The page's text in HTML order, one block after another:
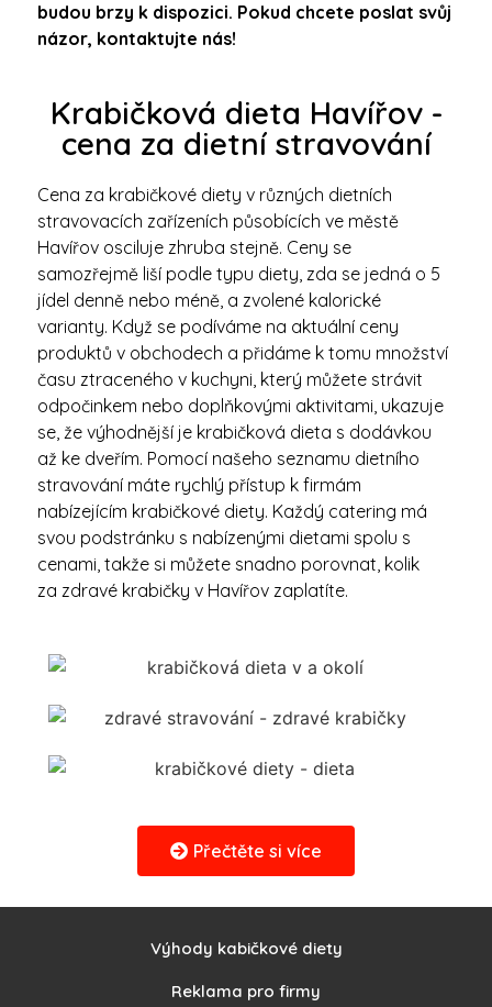
budou brzy k dispozici. Pokud chcete poslat svůj
názor, kontaktujte nás!
Krabičková dieta Havířov -
cena za dietní stravování
Cena za krabičkové diety v různých dietních
stravovacích zařízeních působících ve městě
Havířov osciluje zhruba stejně. Ceny se
samozřejmě liší podle typu diety, zda se jedná o 5
jídel denně nebo méně, a zvolené kalorické
varianty. Když se podíváme na aktuální ceny
produktů v obchodech a přidáme k tomu množství
času ztraceného v kuchyni, který můžete strávit
odpočinkem nebo doplňkovými aktivitami, ukazuje
se, že výhodnější je krabičková dieta s dodávkou
až ke dveřím. Pomocí našeho seznamu dietního
stravování máte rychlý přístup k firmám
nabízejícím krabičkové diety. Každý catering má
svou podstránku s nabízenými dietami spolu s
cenami, takže si můžete snadno porovnat, kolik
za zdravé krabičky v Havířov zaplatíte.
Krabičková dieta Havířov
Když se rozhodnete objednat si krabičkovou
zákazníků. S naší pomocí se vyhnete špatně
Přečtěte si více
Výhody kabičkové diety
Reklama pro firmy